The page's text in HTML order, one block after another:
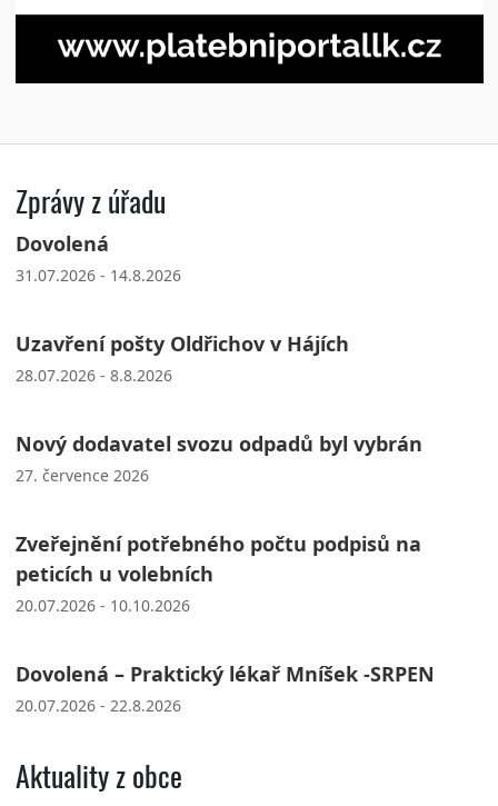
Zprávy z úřadu
Dovolená
31.07.2026 - 14.8.2026
Uzavření pošty Oldřichov v Hájích
28.07.2026 - 8.8.2026
Nový dodavatel svozu odpadů byl vybrán
27. července 2026
Zveřejnění potřebného počtu podpisů na
peticích u volebních
20.07.2026 - 10.10.2026
Dovolená – Praktický lékař Mníšek -SRPEN
20.07.2026 - 22.8.2026
Aktuality z obce